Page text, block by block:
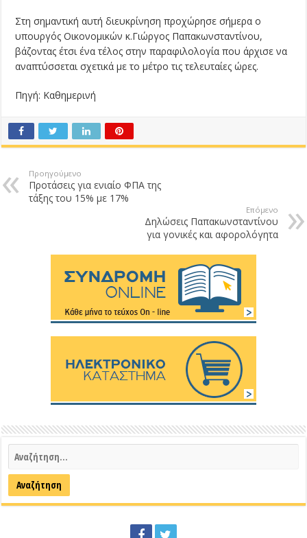
Στη σημαντική αυτή διευκρίνηση προχώρησε σήμερα ο
υπουργός Οικονομικών κ.Γιώργος Παπακωνσταντίνου,
βάζοντας έτσι ένα τέλος στην παραφιλολογία που άρχισε να
αναπτύσσεται σχετικά με το μέτρο τις τελευταίες ώρες.
Πηγή: Καθημερινή
Προηγούμενο
Προτάσεις για ενιαίο ΦΠΑ της
τάξης του 15% με 17%
Επόμενο
Δηλώσεις Παπακωνσταντίνου
για γονικές και αφορολόγητα